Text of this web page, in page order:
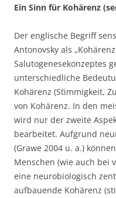
Ein Sinn für Kohärenz
Der englische Begriff
Antonovsky als
Salutogenesekonzeptes
unterschiedliche
Kohärenz (Stimmigkeit,
von Kohärenz. In den
wird nur der zweite
bearbeitet. Aufgrund
(Grawe 2004 u. a.)
Menschen (wie auch bei
eine neurobiologisch
aufbauende Kohärenz